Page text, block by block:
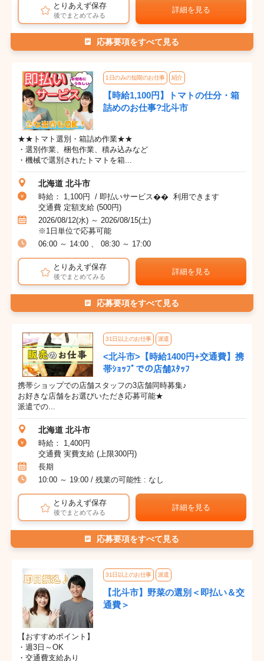
とりあえず保存
後でまとめてみる
詳細を見る
応募要項をすべて見る
1日のみの短期のお仕事 紹介
【時給1,100円】トマトの仕分・箱
詰めのお仕事?北斗市
★★トマト選別・箱詰め作業★★
・選別作業、梱包作業、積み込みなど
・機械で選別されたトマトを箱...
北海道 北斗市
時給： 1,100円 / 即払いサービス�� 利用できます
交通費 定額支給 (500円)
2026/08/12(水) ～ 2026/08/15(土)
※1日単位で応募可能
06:00 ～ 14:00 、 08:30 ～ 17:00
とりあえず保存
後でまとめてみる
詳細を見る
応募要項をすべて見る
31日以上のお仕事 派遣
<北斗市>【時給1400円+交通費】携
帯ｼｮｯﾌﾟでの店舗ｽﾀｯﾌ
携帯ショップでの店舗スタッフの3店舗同時募集♪
お好きな店舗をお選びいただき応募可能★
派遣での...
北海道 北斗市
時給： 1,400円
交通費 実費支給 (上限300円)
長期
10:00 ～ 19:00 / 残業の可能性 : なし
とりあえず保存
後でまとめてみる
詳細を見る
応募要項をすべて見る
31日以上のお仕事 派遣
【北斗市】野菜の選別＜即払い＆交
通費＞
【おすすめポイント】
・週3日～OK
・交通費支給あり